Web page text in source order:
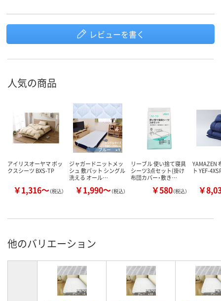
レビューを書く
人気の商品
アイリスオーヤマ ボッ
クスシーツ BXS-TP
￥1,316～（税込）
ジャガードニットメッ
シュ 敷パット シングル
洗える オール…
￥1,990～（税込）
リーブル 使い捨て寝具
シーツ3点セット(掛け
布団カバー・敷き…
￥580（税込）
YAMAZEN
ト YEF-
￥
他のバリエーション